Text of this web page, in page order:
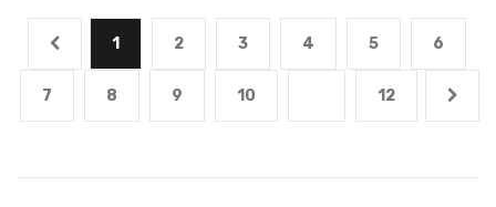
1 2 3 4 5 6
7 8 9 10 12